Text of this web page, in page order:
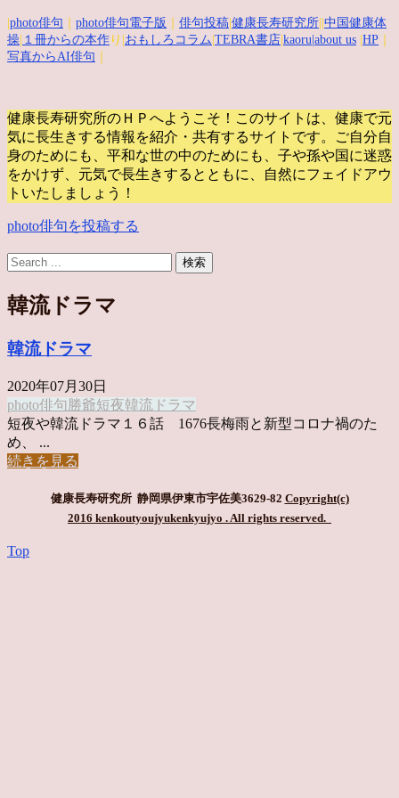
photo俳句 photo俳句電子版 俳句投稿 健康長寿研究所 中国健康体
操 １冊からの本作 り| おもしろコラム TEBRA書店 kaoru |about us HP
写真からAI俳句
健康長寿研究所のＨＰへようこそ！このサイトは、健康で元
気に長生きする情報を紹介・共有するサイトです。
ご自分自
身のためにも、平和な世の中のためにも、子や孫や国に迷惑
をかけず、元気で長生きするとともに、自然にフェイドアウ
トいたしましょう！
photo俳句を投稿する
韓流ドラマ
韓流ドラマ
2020年07月30日
photo俳句 勝爺短夜韓流ドラマ
短夜や韓流ドラマ１６話 1676長梅雨と新型コロナ禍のた
め、 ...
続きを見る
健康長寿研究所 静岡県伊東市宇佐美3629-82 Copyright(c)
2016 kenkoutyoujyukenkyujyo . All rights reserved.
Top